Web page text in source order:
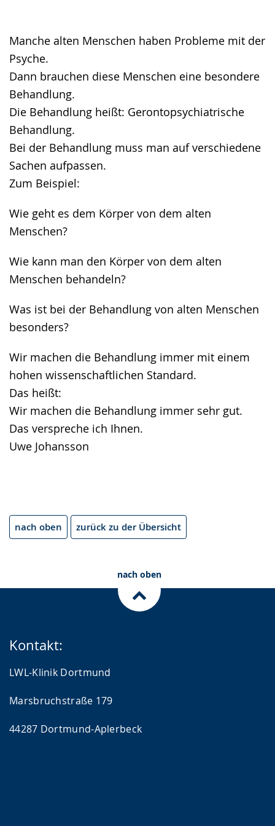
angezeigt.
Manche alten Menschen haben Probleme mit der
Psyche.
Dann brauchen diese Menschen eine besondere
Behandlung.
Die Behandlung heißt: Gerontopsychiatrische
Behandlung.
Bei der Behandlung muss man auf verschiedene
Sachen aufpassen.
Zum Beispiel:
Wie geht es dem Körper von dem alten
Menschen?
Wie kann man den Körper von dem alten
Menschen behandeln?
Was ist bei der Behandlung von alten Menschen
besonders?
Wir machen die Behandlung immer mit einem
hohen wissenschaftlichen Standard.
Das heißt:
Wir machen die Behandlung immer sehr gut.
Das verspreche ich Ihnen.
Uwe Johansson
nach oben zurück zu der Übersicht
nach oben
Kontakt:
LWL-Klinik Dortmund
Marsbruchstraße 179
44287 Dortmund-Aplerbeck